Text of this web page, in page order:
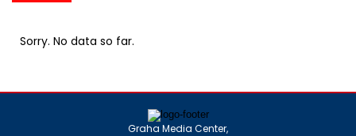
Sorry. No data so far.
Graha Media Center,